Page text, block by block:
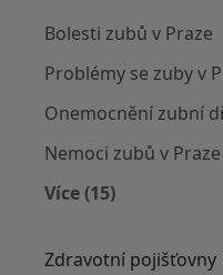
Bolesti zubů v Praze
Problémy se zuby v
Onemocnění zubní
Nemoci zubů v Praze
Více (15)
Zdravotní pojišťovny